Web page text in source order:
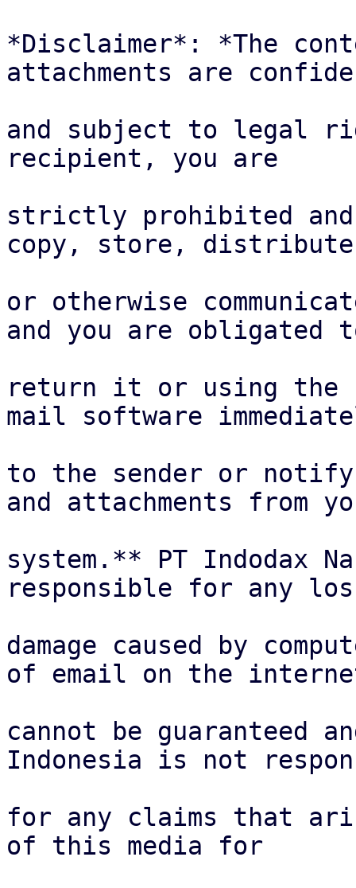
*Disclaimer*: *The
attachments are
and subject to legal
recipient, you are
strictly prohibited
copy, store,
or otherwise
and you are obligated
return it or using
mail software
to the sender or notify
and attachments from
system.** PT Indodax
responsible for any
damage caused by
of email on the
cannot be guaranteed
Indonesia is not
for any claims that
of this media for